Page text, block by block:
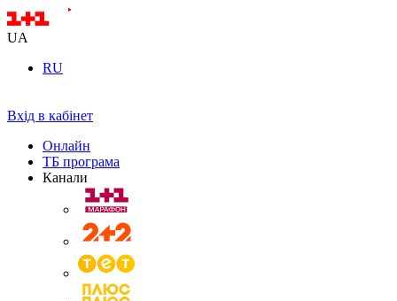
UA
RU
Вхід в кабінет
Онлайн
ТБ програма
Канали